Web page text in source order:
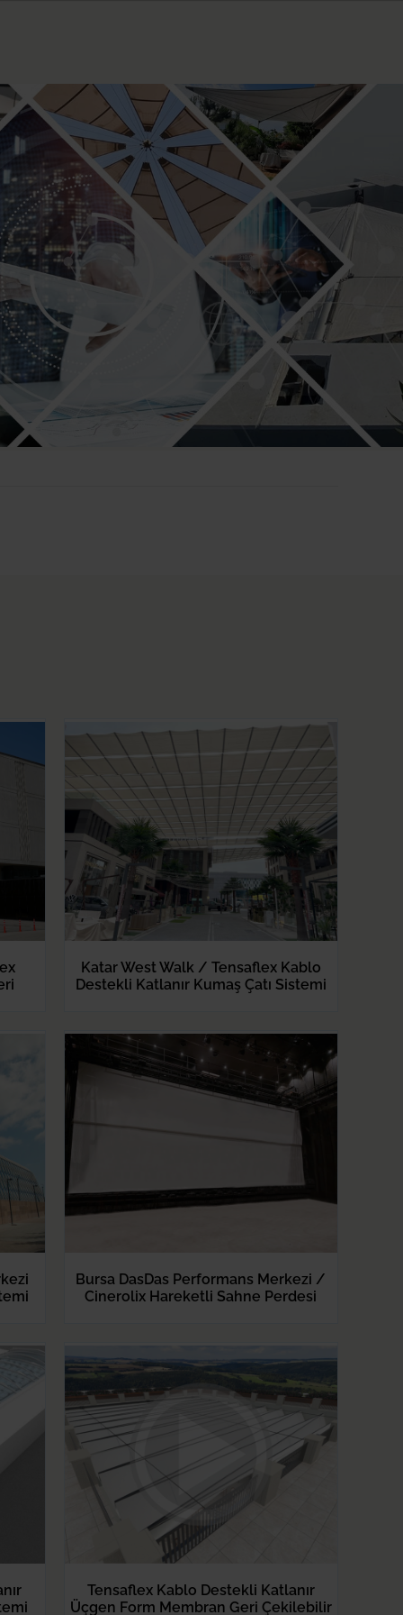
Katar West Walk / Tensaflex Kablo
Destekli Katlanır Kumaş Çatı Sistemi
Bursa DasDas Performans Merkezi /
Cinerolix Hareketli Sahne Perdesi
Tensaflex Kablo Destekli Katlanır
Üçgen Form Membran Geri Çekilebilir